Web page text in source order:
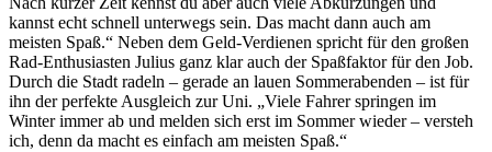
kannst echt schnell unterwegs sein. Das macht dann auch am
meisten Spaß.“ Neben dem Geld-Verdienen spricht für den großen
Rad-Enthusiasten Julius ganz klar auch der Spaßfaktor für den Job.
Durch die Stadt radeln – gerade an lauen Sommerabenden – ist für
ihn der perfekte Ausgleich zur Uni. „Viele Fahrer springen im
Winter immer ab und melden sich erst im Sommer wieder – versteh
ich, denn da macht es einfach am meisten Spaß.“